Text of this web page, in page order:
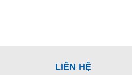
LIÊN HỆ